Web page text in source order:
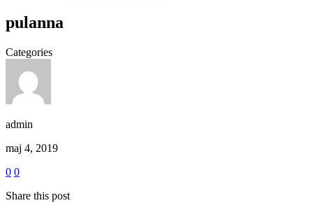
pulanna
Categories
admin
maj 4, 2019
0 0
Share this post